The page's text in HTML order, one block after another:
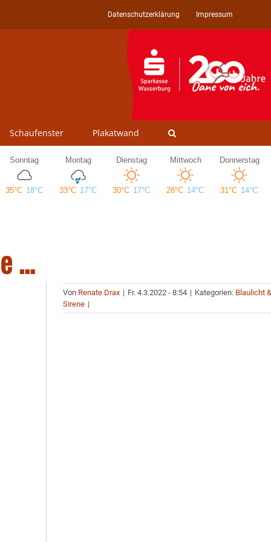
Datenschutzerklärung Impressum
Schaufenster Plakatwand
…
Von Renate Drax | Fr. 4.3.2022 - 8:54 | Kategorien: Blaulicht
Sirene |